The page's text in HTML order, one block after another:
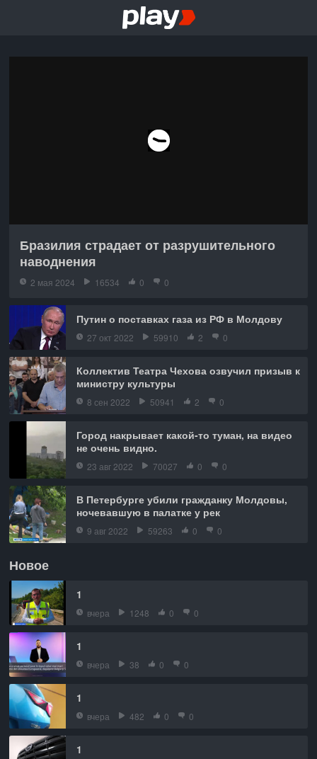
Бразилия страдает от разрушительного
наводнения
2 мая 2024 16534 0 0
Путин о поставках газа из РФ в Молдову
27 окт 2022 59910 2 0
Коллектив Театра Чехова озвучил призыв к
министру культуры
8 сен 2022 50941 2 0
Город накрывает какой-то туман, на видео
не очень видно.
23 авг 2022 70027 0 0
В Петербурге убили гражданку Молдовы,
ночевавшую в палатке у рек
9 авг 2022 59263 0 0
Новое
1
вчера 1248 0 0
1
вчера 38 0 0
1
вчера 482 0 0
1